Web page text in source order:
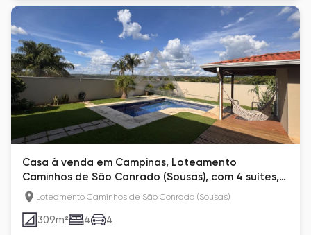
Casa à venda em Campinas, Loteamento
Caminhos de São Conrado (Sousas), com 4 suítes,
com 309 m²
Loteamento Caminhos de São Conrado (Sousas)
309m² 4 4